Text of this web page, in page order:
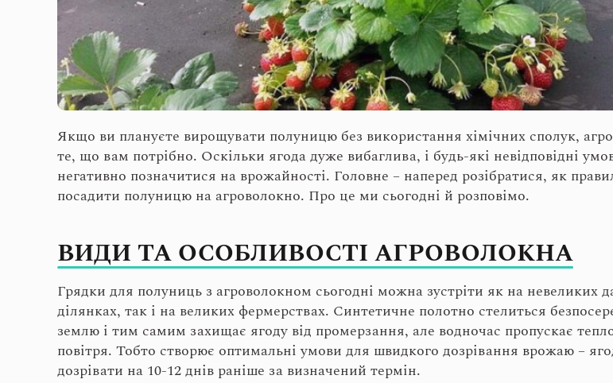
Якщо ви плануєте вирощувати полуницю без використання хімічних сполук,
те, що вам потрібно. Оскільки ягода дуже вибаглива, і будь-які невідповідні
негативно позначитися на врожайності. Головне – наперед розібратися, як
посадити полуницю на агроволокно. Про це ми сьогодні й розповімо.
ВИДИ ТА ОСОБЛИВОСТІ АГРОВОЛОКНА
Грядки для полуниць з агроволокном сьогодні можна зустріти як на невеликих
ділянках, так і на великих фермерствах. Синтетичне полотно стелиться
землю і тим самим захищає ягоду від промерзання, але водночас пропускає
повітря. Тобто створює оптимальні умови для швидкого дозрівання врожаю –
дозрівати на 10-12 днів раніше за визначений термін.